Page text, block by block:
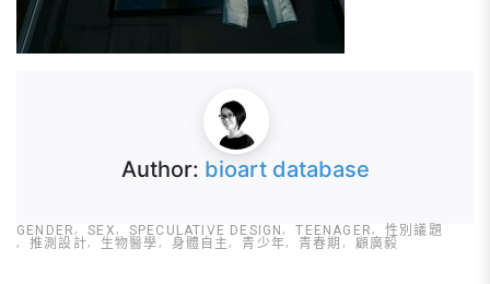
Author: bioart database
GENDER SEX SPECULATIVE DESIGN TEENAGER
性別議題
推測設計
生物醫學 身體自主 青少年 青春期 顧廣毅